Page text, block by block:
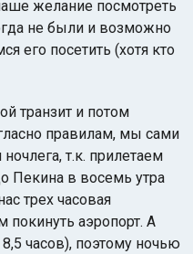
желание посмотреть
не были и возможно
его посетить (хотя кто
транзит и потом
правилам, мы сами
т.к. прилетаем
Пекина в восемь утра
трех часовая
покинуть аэропорт. А
часов), поэтому ночью